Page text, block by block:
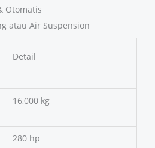
Otomatis
atau Air Suspension
Detail
16,000 kg
280 hp